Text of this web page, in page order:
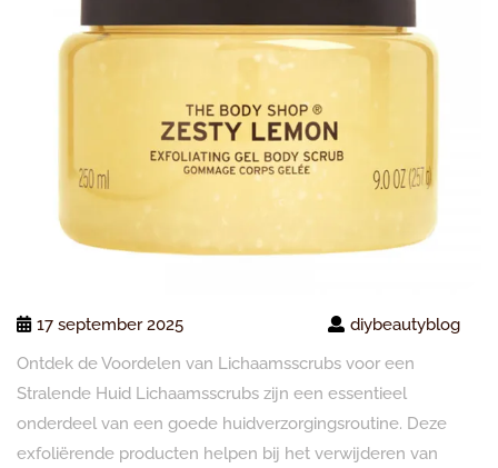
17 september 2025
diybeautyblog
Ontdek de Voordelen van Lichaamsscrubs voor een
Stralende Huid Lichaamsscrubs zijn een essentieel
onderdeel van een goede huidverzorgingsroutine. Deze
exfoliërende producten helpen bij het verwijderen van